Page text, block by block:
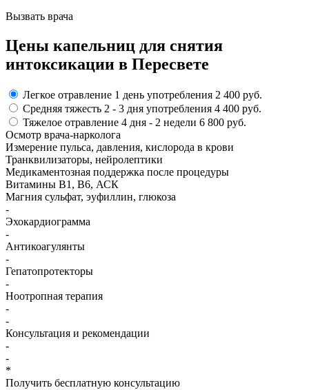
Вызвать врача
Цены капельниц для снятия
интоксикации в Пересвете
Легкое отравление 1 день употребления 2 400 руб.
Средняя тяжесть 2 - 3 дня употребления 4 400 руб.
Тяжелое отравление 4 дня - 2 недели 6 800 руб.
Осмотр врача-нарколога
Измерение пульса, давления, кислорода в крови
Транквилизаторы, нейролептики
Медикаментозная поддержка после процедуры
Витамины B1, B6, АСК
Магния сульфат, эуфиллин, глюкоза
-
Эхокардиограмма
-
Антикоагулянты
-
Гепатопротекторы
-
Ноотропная терапия
-
-
Консультация и рекомендации
-
-
*
Получить бесплатную консультацию